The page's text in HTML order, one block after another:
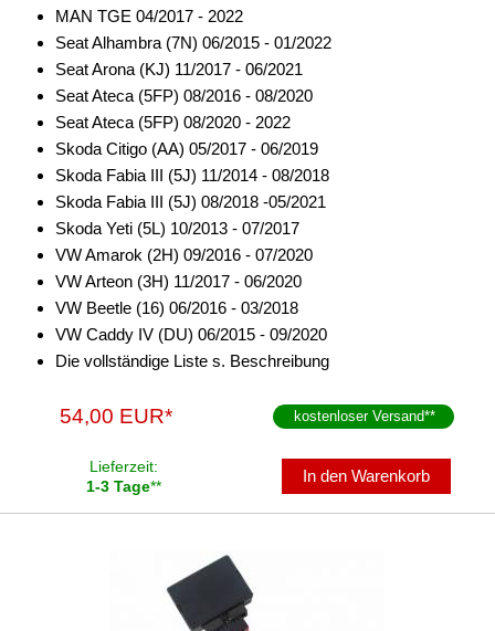
MAN TGE 04/2017 - 2022
Seat Alhambra (7N) 06/2015 - 01/2022
Seat Arona (KJ) 11/2017 - 06/2021
Seat Ateca (5FP) 08/2016 - 08/2020
Seat Ateca (5FP) 08/2020 - 2022
Skoda Citigo (AA) 05/2017 - 06/2019
Skoda Fabia III (5J) 11/2014 - 08/2018
Skoda Fabia III (5J) 08/2018 -05/2021
Skoda Yeti (5L) 10/2013 - 07/2017
VW Amarok (2H) 09/2016 - 07/2020
VW Arteon (3H) 11/2017 - 06/2020
VW Beetle (16) 06/2016 - 03/2018
VW Caddy IV (DU) 06/2015 - 09/2020
Die vollständige Liste s. Beschreibung
54,00 EUR* kostenloser Versand**
Lieferzeit:
1-3 Tage**
In den Warenkorb